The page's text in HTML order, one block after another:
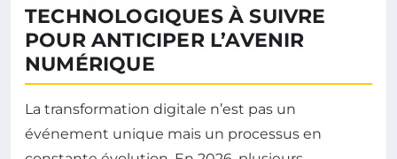
TECHNOLOGIQUES À SUIVRE
POUR ANTICIPER L’AVENIR
NUMÉRIQUE
La transformation digitale n’est pas un
événement unique mais un processus en